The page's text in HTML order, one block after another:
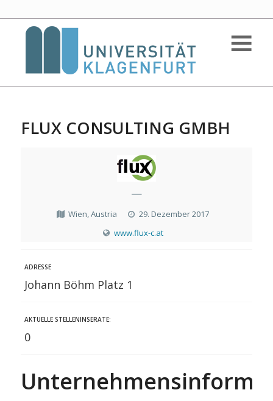
FLUX CONSULTING GMBH
—
Wien, Austria
29. Dezember 2017
www.flux-c.at
ADRESSE
Johann Böhm Platz 1
AKTUELLE STELLENINSERATE:
0